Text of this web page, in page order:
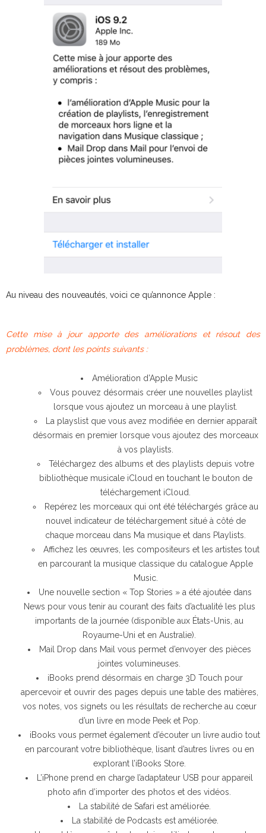
Au niveau des nouveautés, voici ce qu’annonce Apple :
Cette mise à jour apporte des améliorations et résout des
problèmes, dont les points suivants :
Amélioration d’Apple Music
Vous pouvez désormais créer une nouvelles playlist
lorsque vous ajoutez un morceau à une playlist.
La playslist que vous avez modifiée en dernier apparaît
désormais en premier lorsque vous ajoutez des morceaux
à vos playlists.
Téléchargez des albums et des playlists depuis votre
bibliothèque musicale iCloud en touchant le bouton de
téléchargement iCloud.
Repérez les morceaux qui ont été téléchargés grâce au
nouvel indicateur de téléchargement situé à côté de
chaque morceau dans Ma musique et dans Playlists.
Affichez les œuvres, les compositeurs et les artistes tout
en parcourant la musique classique du catalogue Apple
Music.
Une nouvelle section « Top Stories » a été ajoutée dans
News pour vous tenir au courant des faits d’actualité les plus
importants de la journée (disponible aux États-Unis, au
Royaume-Uni et en Australie).
Mail Drop dans Mail vous permet d’envoyer des pièces
jointes volumineuses.
iBooks prend désormais en charge 3D Touch pour
apercevoir et ouvrir des pages depuis une table des matières,
vos notes, vos signets ou les résultats de recherche au cœur
d’un livre en mode Peek et Pop.
iBooks vous permet également d’écouter un livre audio tout
en parcourant votre bibliothèque, lisant d’autres livres ou en
explorant l’iBooks Store.
L’iPhone prend en charge l’adaptateur USB pour appareil
photo afin d’importer des photos et des vidéos.
La stabilité de Safari est améliorée.
La stabilité de Podcasts est améliorée.